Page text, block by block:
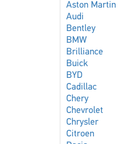
Aston Martin
Audi
Bentley
BMW
Brilliance
Buick
BYD
Cadillac
Chery
Chevrolet
Chrysler
Citroen